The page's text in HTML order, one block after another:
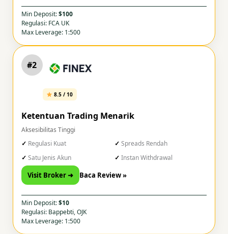
Min Deposit:$100
Regulasi: FCA UK
Max Leverage: 1:500
#2
8.5 / 10
Ketentuan Trading Menarik
Aksesibilitas Tinggi
Regulasi Kuat
Spreads Rendah
Satu Jenis Akun
Instan Withdrawal
Visit Broker ➜ Baca Review »
Min Deposit:$10
Regulasi: Bappebti, OJK
Max Leverage: 1:500